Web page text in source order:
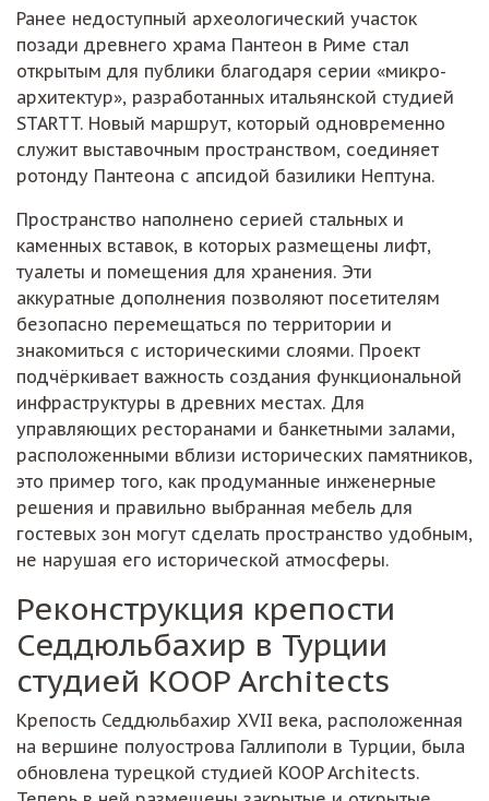
Ранее недоступный археологический участок
позади древнего храма Пантеон в Риме стал
открытым для публики благодаря серии «микро-
архитектур», разработанных итальянской студией
STARTT. Новый маршрут, который одновременно
служит выставочным пространством, соединяет
ротонду Пантеона с апсидой базилики Нептуна.
Пространство наполнено серией стальных и
каменных вставок, в которых размещены лифт,
туалеты и помещения для хранения. Эти
аккуратные дополнения позволяют посетителям
безопасно перемещаться по территории и
знакомиться с историческими слоями. Проект
подчёркивает важность создания функциональной
инфраструктуры в древних местах. Для
управляющих ресторанами и банкетными залами,
расположенными вблизи исторических памятников,
это пример того, как продуманные инженерные
решения и правильно выбранная мебель для
гостевых зон могут сделать пространство удобным,
не нарушая его исторической атмосферы.
Реконструкция крепости
Седдюльбахир в Турции
студией KOOP Architects
Крепость Седдюльбахир XVII века, расположенная
на вершине полуострова Галлиполи в Турции, была
обновлена турецкой студией KOOP Architects.